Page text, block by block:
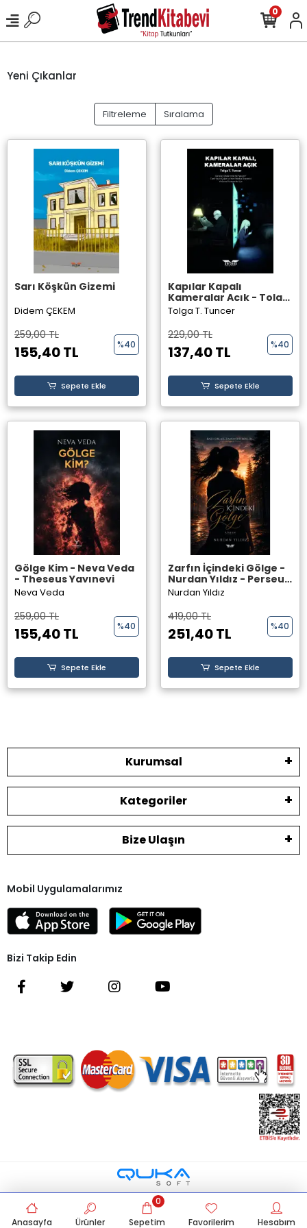
0
Yeni Çıkanlar
Filtreleme Sıralama
Sarı Köşkün Gizemi
Didem ÇEKEM
259,00 TL
155,40 TL %40
Sepete Ekle
Kapılar Kapalı
Kameralar Açık - Tolga
T. Tuncer - Perseus
Yayınevi
Tolga T. Tuncer
229,00 TL
137,40 TL %40
Sepete Ekle
Gölge Kim - Neva Veda
- Theseus Yayınevi
Neva Veda
259,00 TL
155,40 TL %40
Sepete Ekle
Zarfın İçindeki Gölge -
Nurdan Yıldız - Perseus
Yayınevi
Nurdan Yıldız
419,00 TL
251,40 TL %40
Sepete Ekle
Kurumsal
Kategoriler
Bize Ulaşın
Mobil Uygulamalarımız
Bizi Takip Edin
Anasayfa Ürünler Sepetim
0
Favorilerim
Hesabım